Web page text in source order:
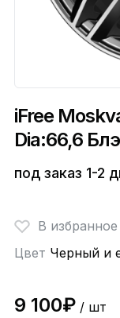
iFree
Dia:66,6
под заказ 1-2
В избранное
Цвет Черный и
9 100₽/ шт